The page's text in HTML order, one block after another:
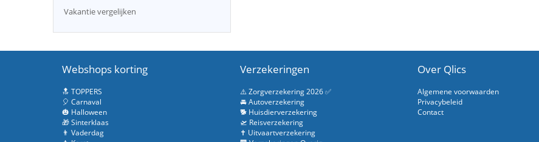
Vakantie vergelijken
Webshops korting
🔝 TOPPERS
🎈 Carnaval
🎃 Halloween
🎁 Sinterklaas
👨 Vaderdag
Verzekeringen
⚠️ Zorgverzekering 2026 ✅
🚘 Autoverzekering
🐕 Huisdierverzekering
🛫 Reisverzekering
✝️ Uitvaartverzekering
Over Qlics
Algemene voorwaarden
Privacybeleid
Contact